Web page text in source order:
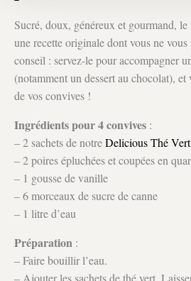
Sucré, doux, généreux et gourmand,
une recette originale dont vous ne
conseil : servez-le pour accompagner
(notamment un dessert au chocolat), et
de vos convives !
Ingrédients pour 4 convives :
– 2 sachets de notreDelicious Thé
– 2 poires épluchées et coupées en
– 1 gousse de vanille
– 6 morceaux de sucre de canne
– 1 litre d’eau
Préparation :
– Faire bouillir l’eau.
– Ajouter les sachets de thé vert.